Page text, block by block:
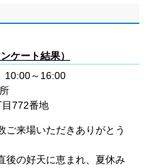
ンケート結果）
10:00～16:00
772番地
来場いただきありがとう
の好天に恵まれ、夏休み